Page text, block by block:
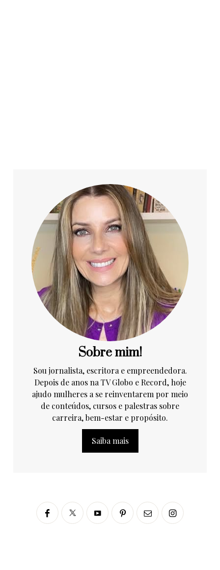
Sobre mim!
Sou jornalista, escritora e empreendedora.
Depois de anos na TV Globo e Record, hoje
ajudo mulheres a se reinventarem por meio
de conteúdos, cursos e palestras sobre
carreira, bem-estar e propósito.
Saiba mais